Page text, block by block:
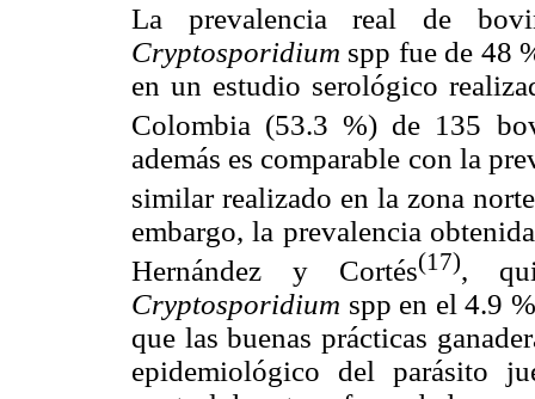
La prevalencia real de
Cryptosporidium spp fue de 48
en un estudio serológico
Colombia (53.3 %) de 135
además es comparable con la
similar realizado en la zona
embargo, la prevalencia
Hernández y Cortés(17),
Cryptosporidium spp en el 4.9
que las buenas prácticas
epidemiológico del parásito